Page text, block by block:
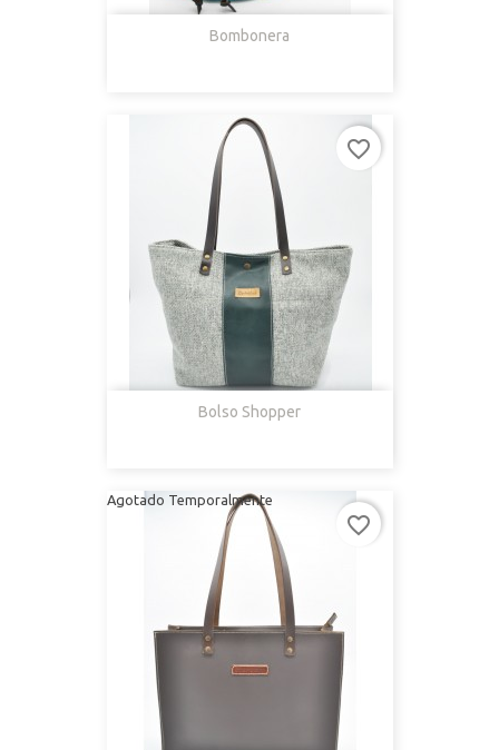
Bombonera
Bolso Shopper
favorite_border
Agotado Temporalmente
favorite_border